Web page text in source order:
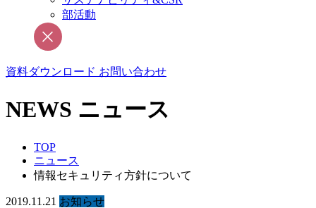
部活動
資料ダウンロード お問い合わせ
NEWS ニュース
TOP
ニュース
情報セキュリティ方針について
2019.11.21 お知らせ